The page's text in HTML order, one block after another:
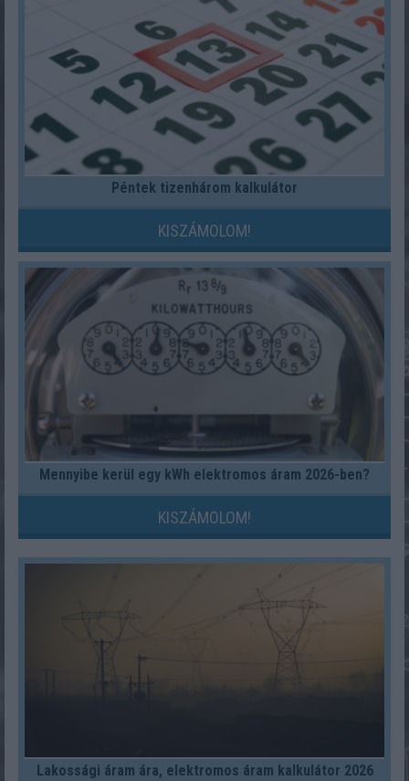
Péntek tizenhárom kalkulátor
KISZÁMOLOM!
Mennyibe kerül egy kWh elektromos áram 2026-ben?
KISZÁMOLOM!
Lakossági áram ára, elektromos áram kalkulátor 2026